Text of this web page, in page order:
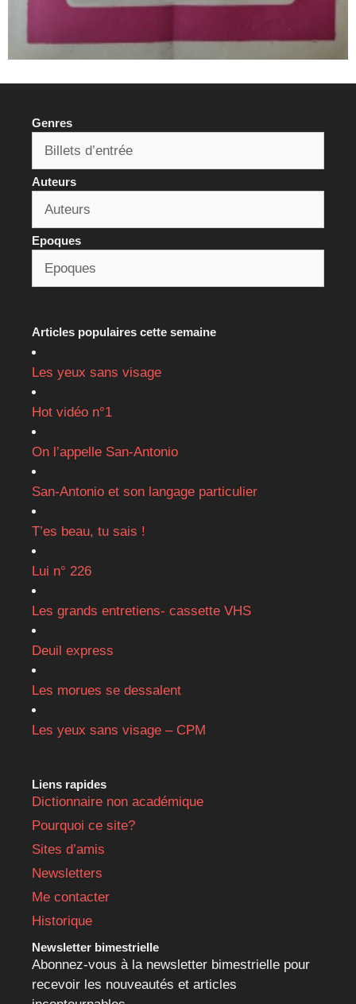
Genres
Auteurs
Epoques
Articles populaires cette semaine
Les yeux sans visage
Hot vidéo n°1
On l’appelle San-Antonio
San-Antonio et son langage particulier
T’es beau, tu sais !
Lui n° 226
Les grands entretiens- cassette VHS
Deuil express
Les morues se dessalent
Les yeux sans visage – CPM
Liens rapides
Dictionnaire non académique
Pourquoi ce site?
Sites d’amis
Newsletters
Me contacter
Historique
Newsletter bimestrielle
Abonnez-vous à la newsletter bimestrielle pour
recevoir les nouveautés et articles